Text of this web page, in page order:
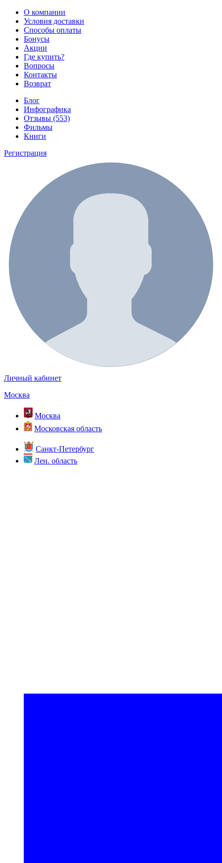
О компании
Условия доставки
Способы оплаты
Бонусы
Акции
Где купить?
Вопросы
Контакты
Возврат
Блог
Инфографика
Отзывы (553)
Фильмы
Книги
Регистрация
Личный кабинет
Москва
Москва
Московская область
Санкт-Петербург
Лен. область